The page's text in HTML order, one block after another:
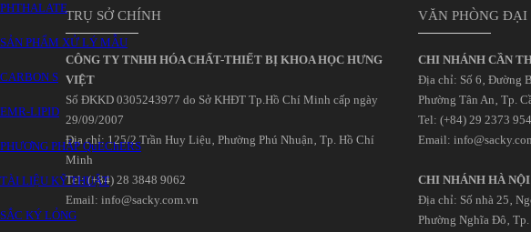
PHTHALATE
SẢN PHẨM XỬ LÝ MẪU
CARBON S
EMR-LIPID
PHƯƠNG PHÁP QuEChERS
TÀI LIỆU KỸ THUẬT
SẮC KÝ LỎNG
TRỤ SỞ CHÍNH
CÔNG TY TNHH HÓA CHẤT-THIẾT BỊ KHOA HỌC HƯNG
VIỆT
Số ĐKKD 0305243977 do Sở KHĐT Tp.Hồ Chí Minh cấp ngày
29/09/2007
Đia chỉ: 125/2 Trần Huy Liệu‚ Phường Phú Nhuận‚ Tp. Hồ Chí
Minh
Tel: (+84) 28 3848 9062
Email: info@sacky.com.vn
VĂN PHÒNG ĐẠI
CHI NHÁNH CẦN
Địa chỉ: Số 6‚ Đường
Phường Tân An‚ Tp.
Tel: (+84) 29 2373
Email:
CHI NHÁNH HÀ NỘI
Địa chỉ: Số nhà 25‚
Phường Nghĩa Đô‚